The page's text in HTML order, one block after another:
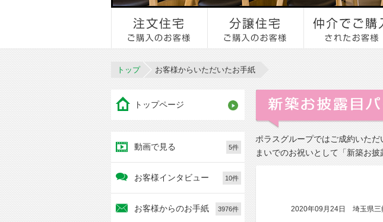
トップ お客様からいただいたお手紙
ポラスグループではご成約いた
まいでのお祝いとして「新築お
2020年09月24日 埼玉県三
トップページ
動画で見る 5件
お客様インタビュー 10件
お客様からのお手紙 3976件